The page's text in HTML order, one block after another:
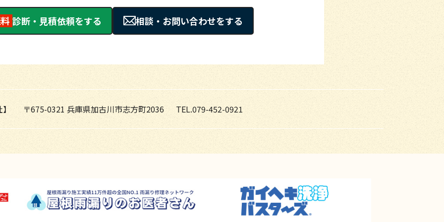
診断・見積依頼をする 相談・お問い合わせをする
〒675-0321 兵庫県加古川市志方町2036 TEL.079-452-0921